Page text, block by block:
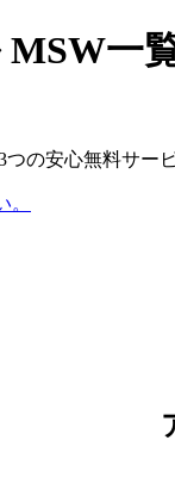
一
3つの安心無料サー